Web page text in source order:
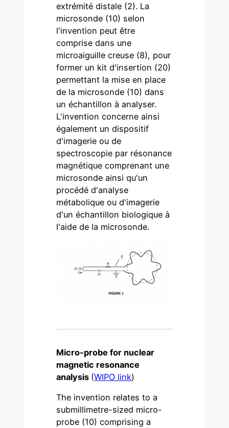
extrémité distale (2). La
microsonde (10) selon
l'invention peut être
comprise dans une
microaiguille creuse (8), pour
former un kit d'insertion (20)
permettant la mise en place
de la microsonde (10) dans
un échantillon à analyser.
L'invention concerne ainsi
également un dispositif
d'imagerie ou de
spectroscopie par résonance
magnétique comprenant une
microsonde ainsi qu'un
procédé d'analyse
métabolique ou d'imagerie
d'un échantillon biologique à
l'aide de la microsonde.
Micro-probe for nuclear
magnetic resonance
analysis (WIPO link)
The invention relates to a
submillimetre-sized micro-
probe (10) comprising a